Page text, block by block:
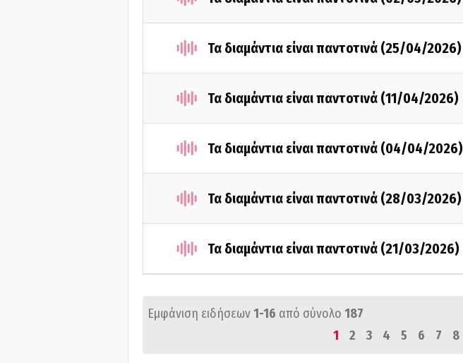
Τα διαμάντια είναι παντοτινά (25/04/2026)
Τα διαμάντια είναι παντοτινά (11/04/2026)
Τα διαμάντια είναι παντοτινά (04/04/2026)
Τα διαμάντια είναι παντοτινά (28/03/2026)
Τα διαμάντια είναι παντοτινά (21/03/2026)
Εμφάνιση ειδήσεων1-16 από σύνολο 187
1
2 3 4 5 6 7 8